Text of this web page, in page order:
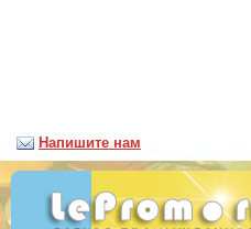
Напишите нам